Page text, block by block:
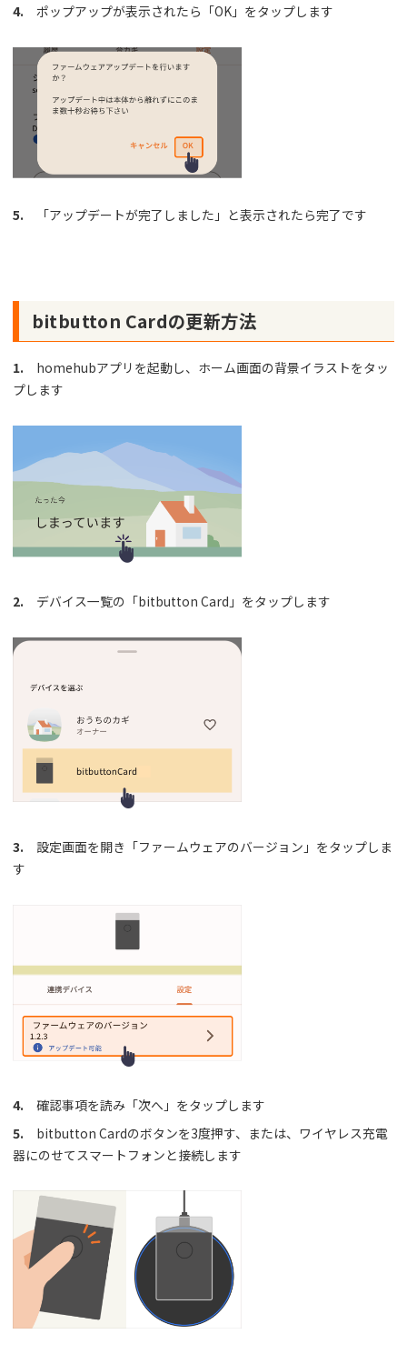
4. ポップアップが表示されたら「OK」をタップします
5. 「アップデートが完了しました」と表示されたら完了です
bitbutton Cardの更新方法
1. homehubアプリを起動し、ホーム画面の背景イラストをタッ
プします
2. デバイス一覧の「bitbutton Card」をタップします
3. 設定画面を開き「ファームウェアのバージョン」をタップしま
す
4. 確認事項を読み「次へ」をタップします
5. bitbutton Cardのボタンを3度押す、または、ワイヤレス充電
器にのせてスマートフォンと接続します